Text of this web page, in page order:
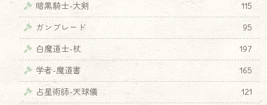
暗黒騎士-大剣
115
ガンブレード
95
白魔道士-杖
197
学者-魔道書
165
占星術師-天球儀
121